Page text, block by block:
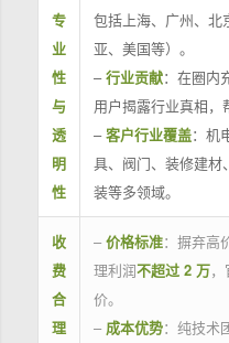
专
业
性
与
透
明
性
包括上海、广州、北
亚、美国等）。
–行业贡献：在圈内
用户揭露行业真相，
–客户行业覆盖：机
具、阀门、装修建材
装等多领域。
收
费
合
理
– 价格标准：摒弃高
理利润不超过 2 万，
价。
– 成本优势：纯技术